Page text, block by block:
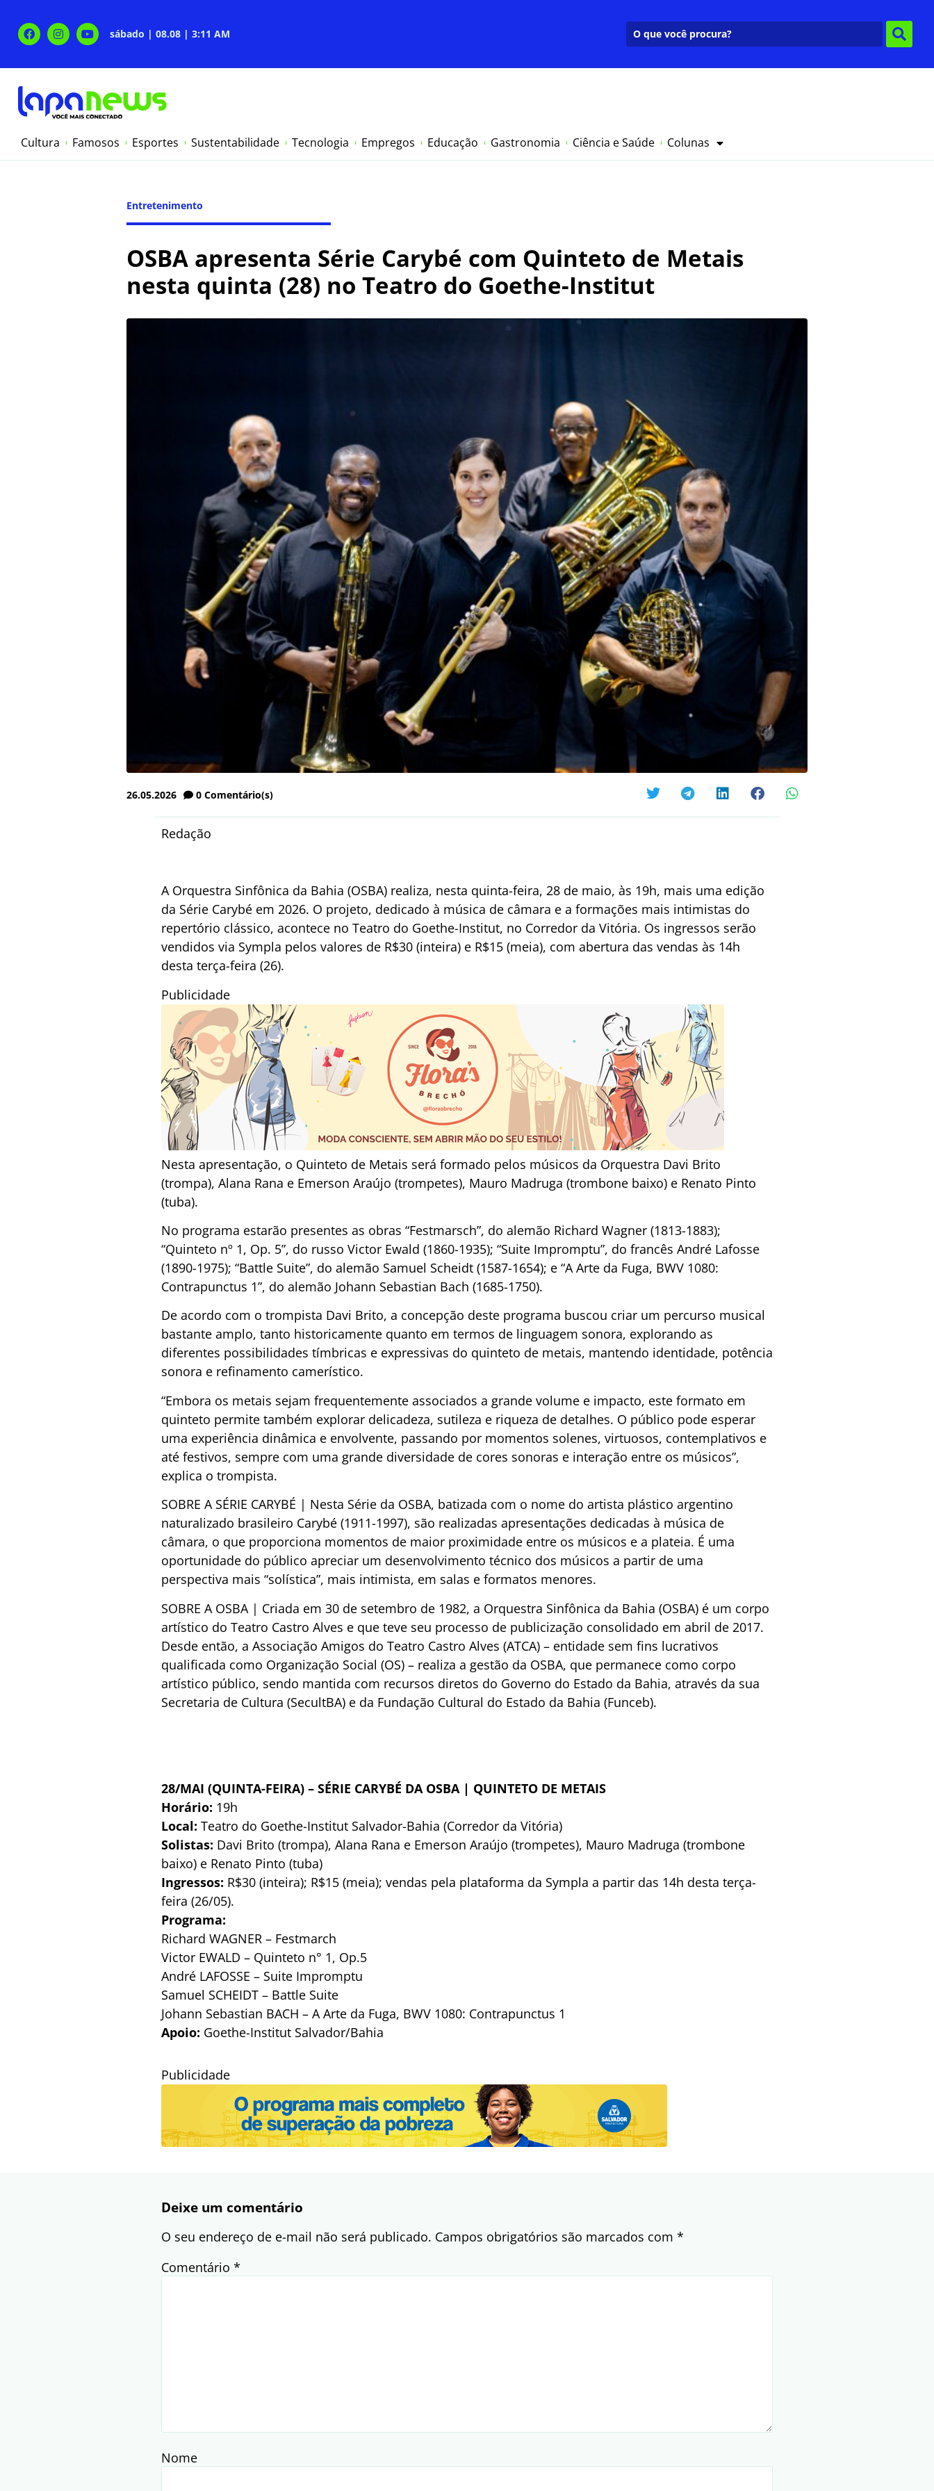
sábado | 08.08 | 3:11 AM
Cultura Famosos Esportes Sustentabilidade Tecnologia Empregos Educação Gastronomia Ciência e Saúde Colunas
Entretenimento
OSBA apresenta Série Carybé com Quinteto de Metais
nesta quinta (28) no Teatro do Goethe-Institut
26.05.2026 0 Comentário(s)
Redação
A Orquestra Sinfônica da Bahia (OSBA) realiza, nesta quinta-feira, 28 de maio, às 19h, mais uma edição
da Série Carybé em 2026. O projeto, dedicado à música de câmara e a formações mais intimistas do
repertório clássico, acontece no Teatro do Goethe-Institut, no Corredor da Vitória. Os ingressos serão
vendidos via Sympla pelos valores de R$30 (inteira) e R$15 (meia), com abertura das vendas às 14h
desta terça-feira (26).
Publicidade
Nesta apresentação, o Quinteto de Metais será formado pelos músicos da Orquestra Davi Brito
(trompa), Alana Rana e Emerson Araújo (trompetes), Mauro Madruga (trombone baixo) e Renato Pinto
(tuba).
No programa estarão presentes as obras “Festmarsch”, do alemão Richard Wagner (1813-1883);
“Quinteto nº 1, Op. 5”, do russo Victor Ewald (1860-1935); “Suite Impromptu”, do francês André Lafosse
(1890-1975); “Battle Suite”, do alemão Samuel Scheidt (1587-1654); e “A Arte da Fuga, BWV 1080:
Contrapunctus 1”, do alemão Johann Sebastian Bach (1685-1750).
De acordo com o trompista Davi Brito, a concepção deste programa buscou criar um percurso musical
bastante amplo, tanto historicamente quanto em termos de linguagem sonora, explorando as
diferentes possibilidades tímbricas e expressivas do quinteto de metais, mantendo identidade, potência
sonora e refinamento camerístico.
“Embora os metais sejam frequentemente associados a grande volume e impacto, este formato em
quinteto permite também explorar delicadeza, sutileza e riqueza de detalhes. O público pode esperar
uma experiência dinâmica e envolvente, passando por momentos solenes, virtuosos, contemplativos e
até festivos, sempre com uma grande diversidade de cores sonoras e interação entre os músicos”,
explica o trompista.
SOBRE A SÉRIE CARYBÉ | Nesta Série da OSBA, batizada com o nome do artista plástico argentino
naturalizado brasileiro Carybé (1911-1997), são realizadas apresentações dedicadas à música de
câmara, o que proporciona momentos de maior proximidade entre os músicos e a plateia. É uma
oportunidade do público apreciar um desenvolvimento técnico dos músicos a partir de uma
perspectiva mais “solística”, mais intimista, em salas e formatos menores.
SOBRE A OSBA | Criada em 30 de setembro de 1982, a Orquestra Sinfônica da Bahia (OSBA) é um corpo
artístico do Teatro Castro Alves e que teve seu processo de publicização consolidado em abril de 2017.
Desde então, a Associação Amigos do Teatro Castro Alves (ATCA) – entidade sem fins lucrativos
qualificada como Organização Social (OS) – realiza a gestão da OSBA, que permanece como corpo
artístico público, sendo mantida com recursos diretos do Governo do Estado da Bahia, através da sua
Secretaria de Cultura (SecultBA) e da Fundação Cultural do Estado da Bahia (Funceb).
28/MAI (QUINTA-FEIRA) – SÉRIE CARYBÉ DA OSBA | QUINTETO DE METAIS
Horário: 19h
Local: Teatro do Goethe-Institut Salvador-Bahia (Corredor da Vitória)
Solistas: Davi Brito (trompa), Alana Rana e Emerson Araújo (trompetes), Mauro Madruga (trombone
baixo) e Renato Pinto (tuba)
Ingressos: R$30 (inteira); R$15 (meia); vendas pela plataforma da Sympla a partir das 14h desta terça-
feira (26/05).
Programa:
Richard WAGNER – Festmarch
Victor EWALD – Quinteto n° 1, Op.5
André LAFOSSE – Suite Impromptu
Samuel SCHEIDT – Battle Suite
Johann Sebastian BACH – A Arte da Fuga, BWV 1080: Contrapunctus 1
Apoio: Goethe-Institut Salvador/Bahia
Publicidade
Deixe um comentário
O seu endereço de e-mail não será publicado. Campos obrigatórios são marcados com *
Comentário *
Nome